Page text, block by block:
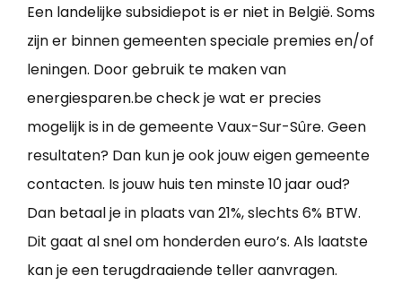
Een landelijke subsidiepot is er niet in België. Soms
zijn er binnen gemeenten speciale premies en/of
leningen. Door gebruik te maken van
energiesparen.be check je wat er precies
mogelijk is in de gemeente Vaux-Sur-Sûre. Geen
resultaten? Dan kun je ook jouw eigen gemeente
contacten. Is jouw huis ten minste 10 jaar oud?
Dan betaal je in plaats van 21%, slechts 6% BTW.
Dit gaat al snel om honderden euro’s. Als laatste
kan je een terugdraaiende teller aanvragen.